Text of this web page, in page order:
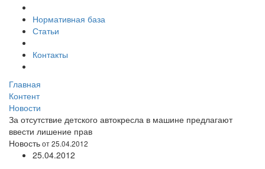
Нормативная база
Статьи
Контакты
Главная
Контент
Новости
За отсутствие детского автокресла в машине предлагают
ввести лишение прав
Новостьот 25.04.2012
25.04.2012